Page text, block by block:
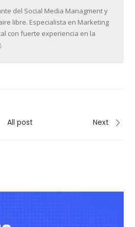
del Social Media Managment y
libre. Especialista en Marketing
con fuerte experiencia en la
All post Next